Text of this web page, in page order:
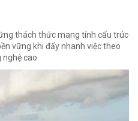
thách thức mang tính cấu trúc
vững khi đẩy nhanh việc theo
cao.